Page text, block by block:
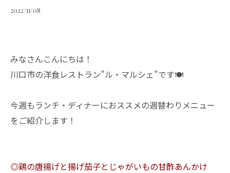
2022/11/08
みなさんこんにちは！
川口市の洋食レストラン”ル・マルシェ”です🍽
今週もランチ・ディナーにおススメの週替わりメニュー
をご紹介します！
◎鶏の唐揚げと揚げ茄子とじゃがいもの甘酢あんかけ